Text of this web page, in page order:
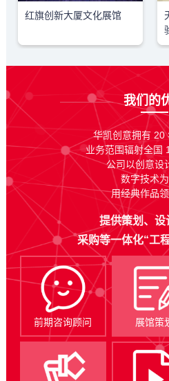
红旗创新大厦文化展馆
我们的
华凯创意拥有 20
业务范围辐射全国
公司以创意设
数字技术
用经典作品
提供策划、设
采购等一体化“工
前期咨询顾问 展馆策